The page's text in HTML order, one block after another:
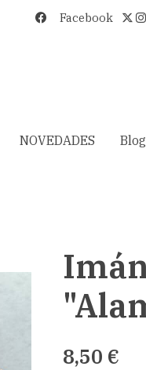
Facebook
NOVEDADES Blog
8,50 €